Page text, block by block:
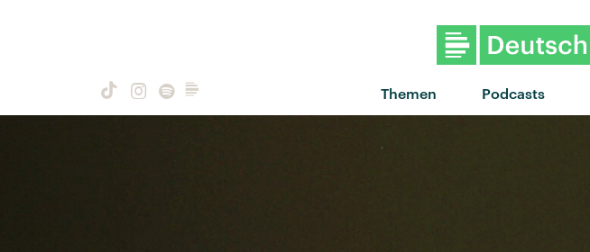
Themen Podcasts